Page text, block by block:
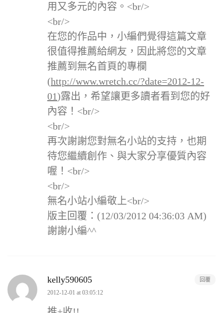
用又多元的內容。<br/>
<br/>
在您的作品中，小編們覺得這篇文章
很值得推薦給網友，因此將您的文章
推薦到無名首頁的專欄
(http://www.wretch.cc/?date=2012-12-
01)露出，希望讓更多讀者看到您的好
內容！<br/>
<br/>
再次謝謝您對無名小站的支持，也期
待您繼續創作、與大家分享優質內容
喔！<br/>
<br/>
無名小站小編敬上<br/>
版主回覆：(12/03/2012 04:36:03 AM)
謝謝小編^^
kelly590605
2012-12-01 at 03:05:12
回覆